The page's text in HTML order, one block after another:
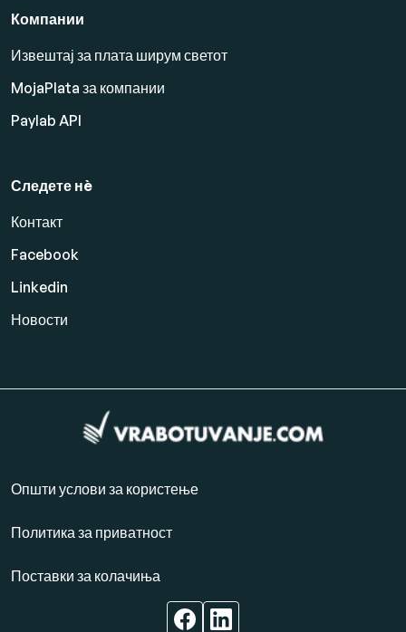
Компании
Извештај за плата ширум светот
MojaPlata за компании
Paylab API
Следете нè
Контакт
Facebook
Linkedin
Новости
Општи услови за користење
Политика за приватност
Поставки за колачиња